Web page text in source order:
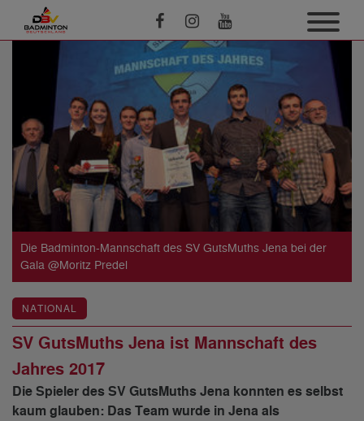
Die Badminton-Mannschaft des SV GutsMuths Jena bei der
Gala @Moritz Predel
NATIONAL
SV GutsMuths Jena ist Mannschaft des
Jahres 2017
Die Spieler des SV GutsMuths Jena konnten es selbst
kaum glauben: Das Team wurde in Jena als